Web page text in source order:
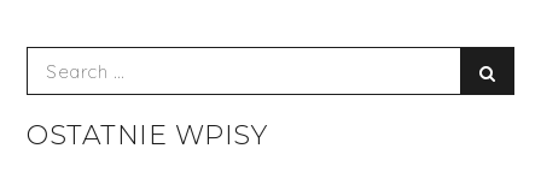
Search
for:
OSTATNIE WPISY